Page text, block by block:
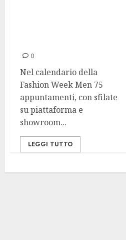
0
Nel calendario della
Fashion Week Men 75
appuntamenti, con sfilate
su piattaforma e
showroom...
LEGGI TUTTO